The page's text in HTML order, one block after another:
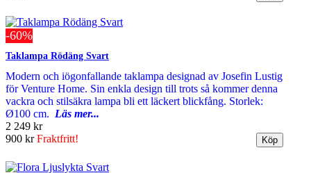
-60%
Taklampa Rödäng Svart
Modern och iögonfallande taklampa designad av Josefin Lustig
för Venture Home. Sin enkla design till trots så kommer denna
vackra och stilsäkra lampa bli ett läckert blickfång. Storlek:
Ø100 cm. Läs mer...
2 249 kr
900 krFraktfritt!